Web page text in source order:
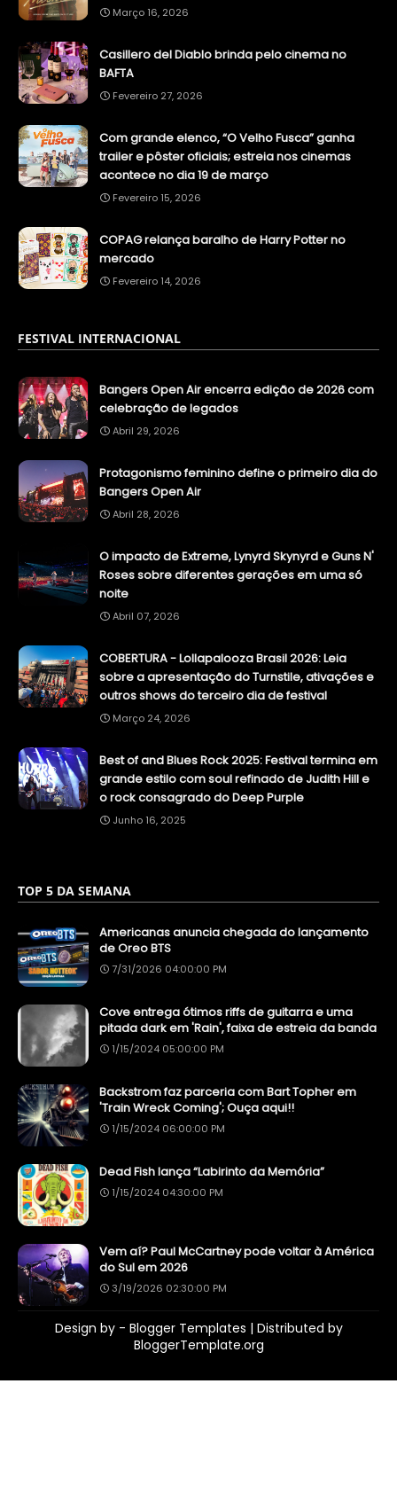
Março 16, 2026
Casillero del Diablo brinda pelo cinema no
BAFTA
Fevereiro 27, 2026
Com grande elenco, “O Velho Fusca” ganha
trailer e pôster oficiais; estreia nos cinemas
acontece no dia 19 de março
Fevereiro 15, 2026
COPAG relança baralho de Harry Potter no
mercado
Fevereiro 14, 2026
FESTIVAL INTERNACIONAL
Bangers Open Air encerra edição de 2026 com
celebração de legados
Abril 29, 2026
Protagonismo feminino define o primeiro dia do
Bangers Open Air
Abril 28, 2026
O impacto de Extreme, Lynyrd Skynyrd e Guns N'
Roses sobre diferentes gerações em uma só
noite
Abril 07, 2026
COBERTURA - Lollapalooza Brasil 2026: Leia
sobre a apresentação do Turnstile, ativações e
outros shows do terceiro dia de festival
Março 24, 2026
Best of and Blues Rock 2025: Festival termina em
grande estilo com soul refinado de Judith Hill e
o rock consagrado do Deep Purple
Junho 16, 2025
TOP 5 DA SEMANA
Americanas anuncia chegada do lançamento
de Oreo BTS
7/31/2026 04:00:00 PM
Cove entrega ótimos riffs de guitarra e uma
pitada dark em 'Rain', faixa de estreia da banda
1/15/2024 05:00:00 PM
Backstrom faz parceria com Bart Topher em
'Train Wreck Coming'; Ouça aqui!!
1/15/2024 06:00:00 PM
Dead Fish lança “Labirinto da Memória”
1/15/2024 04:30:00 PM
Vem aí? Paul McCartney pode voltar à América
do Sul em 2026
3/19/2026 02:30:00 PM
Design by - Blogger Templates | Distributed by
BloggerTemplate.org